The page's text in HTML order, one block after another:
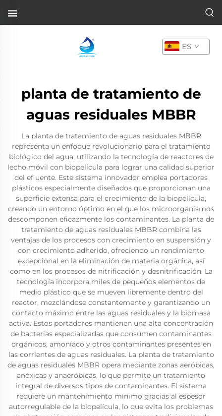
ES
planta de tratamiento de
aguas residuales MBBR
La planta de tratamiento de aguas residuales MBBR
representa un enfoque revolucionario para el tratamiento
biológico del agua, utilizando la tecnología de reactores de
lecho móvil con biopelícula para lograr una calidad superior
del efluente. Este sistema innovador emplea portadores
plásticos especialmente diseñados que proporcionan una
superficie extensa para el crecimiento de la biopelícula,
creando un entorno óptimo en el que los microorganismos
descomponen eficazmente los contaminantes. La planta de
tratamiento de aguas residuales MBBR combina las
ventajas de los procesos con crecimiento en suspensión y
con crecimiento adherido, ofreciendo un rendimiento
excepcional en la eliminación de materia orgánica, así
como en los procesos de nitrificación y desnitrificación. La
tecnología incorpora miles de pequeños elementos de
medio plástico que se mueven libremente dentro del
reactor, mezclándose constantemente y garantizando un
contacto máximo entre las aguas residuales y la biomasa
activa. Estos portadores mantienen una alta concentración
de bacterias especializadas que consumen contaminantes
orgánicos, amoníaco y otros contaminantes presentes en
las corrientes de aguas residuales. La planta de tratamiento
de aguas residuales MBBR opera mediante zonas aeróbicas,
anóxicas y anaeróbicas, lo que permite un tratamiento
integral de diversos tipos de contaminantes. El sistema
requiere un mantenimiento mínimo gracias al espesor
autorregulable de la biopelícula, lo que evita los problemas